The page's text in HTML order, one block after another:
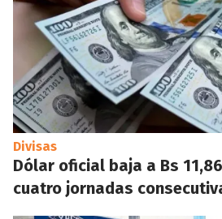
Divisas
Dólar oficial baja a Bs
cuatro jornadas